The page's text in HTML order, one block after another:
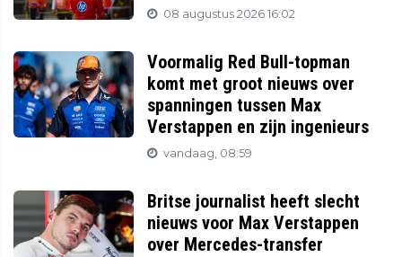
08 augustus 2026 16:02
Voormalig Red Bull-topman
komt met groot nieuws over
spanningen tussen Max
Verstappen en zijn ingenieurs
vandaag, 08:59
Britse journalist heeft slecht
nieuws voor Max Verstappen
over Mercedes-transfer